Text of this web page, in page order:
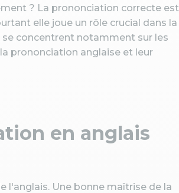
? La prononciation correcte est
elle joue un rôle crucial dans la
se concentrent notamment sur les
prononciation anglaise et leur
en anglais
l'anglais. Une bonne maîtrise de la